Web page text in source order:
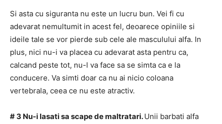
Si asta cu siguranta nu este un lucru bun. Vei fi cu
adevarat nemultumit in acest fel, deoarece opiniile si
ideile tale se vor pierde sub cele ale masculului alfa. In
plus, nici nu-i va placea cu adevarat asta pentru ca,
calcand peste tot, nu-l va face sa se simta ca e la
conducere. Va simti doar ca nu ai nicio coloana
vertebrala, ceea ce nu este atractiv.
# 3 Nu-i lasati sa scape de maltratari.Unii barbati alfa